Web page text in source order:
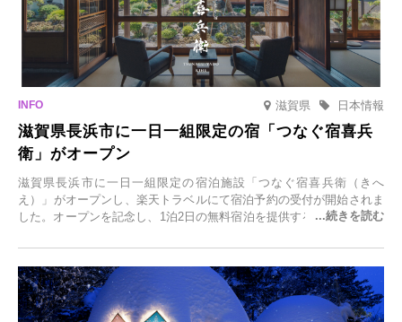
滋賀県 日本情報
滋賀県長浜市に一日一組限定の宿「つなぐ宿喜兵
衛」がオープン
滋賀県長浜市に一日一組限定の宿泊施設「つなぐ宿喜兵衛（きへ
え）」がオープンし、楽天トラベルにて宿泊予約の受付が開始されま
した。オープンを記念し、1泊2日の無料宿泊を提供するキャンペーン
一組限定の宿だからこそ叶う、大切な人との特別な時間を体験いただ
けます。